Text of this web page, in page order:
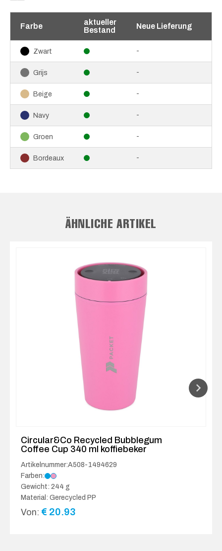
Farbe
aktueller
Bestand
Neue Lieferung
Zwart -
Grijs -
Beige -
Navy -
Groen -
Bordeaux -
ÄHNLICHE ARTIKEL
Circular&Co Recycled Bubblegum
Coffee Cup 340 ml koffiebeker
Artikelnummer:A508-1494629
Farben:
Gewicht: 244 g
Material: Gerecycled PP
Von: € 20.93